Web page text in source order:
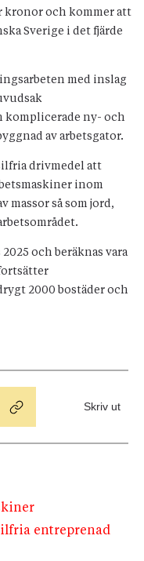
kronor och kommer att
Sverige i det fjärde
med inslag
komplicerade ny- och
av arbetsgator.
drivmedel att
inom
massor så som jord,
och beräknas vara
2000 bostäder och
Skriv ut
entreprenad